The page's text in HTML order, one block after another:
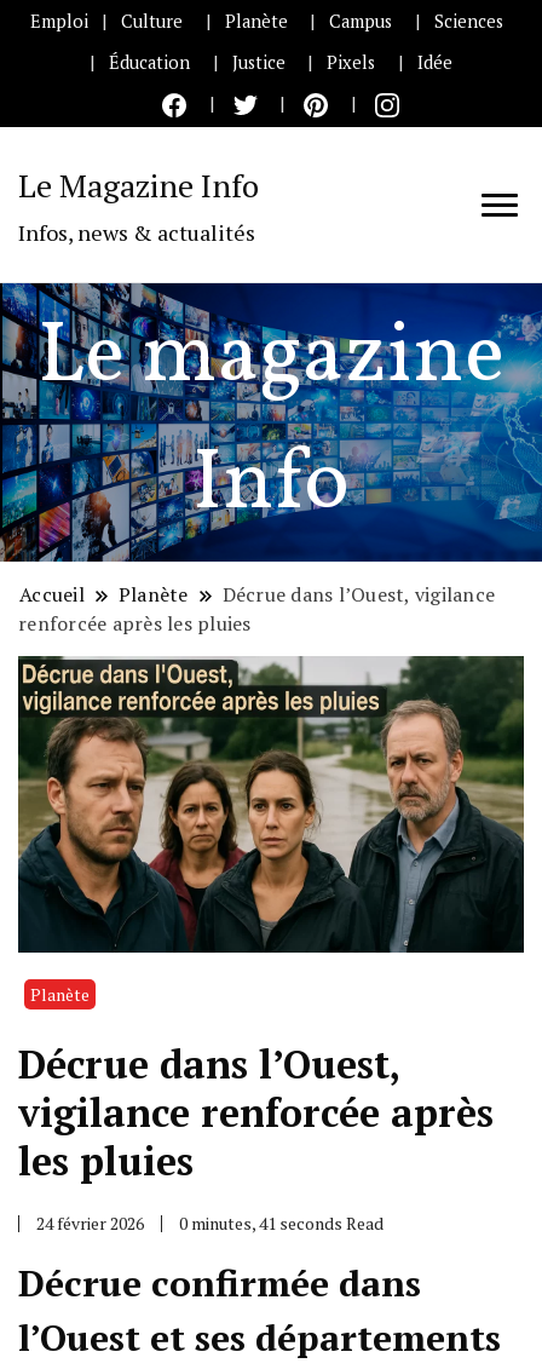
Emploi Culture Planète Campus
Sciences
Éducation
Justice Pixels Idée
Le Magazine Info
Infos, news & actualités
Le magazine
Info
Accueil Planète
Décrue dans l’Ouest, vigilance
renforcée après les pluies
Planète
Décrue dans l’Ouest,
vigilance renforcée après
les pluies
24 février 2026 0 minutes, 41 seconds Read
Décrue confirmée dans
l’Ouest et ses départements